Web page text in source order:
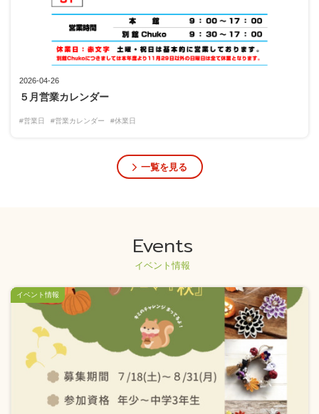
2026-04-26
５月営業カレンダー
#営業日 #営業カレンダー #休業日
一覧を見る
Events
イベント情報
イベント情報